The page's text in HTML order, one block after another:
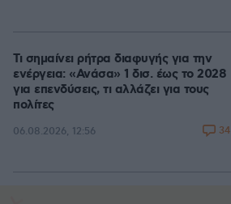
Τι σημαίνει ρήτρα διαφυγής για την
ενέργεια: «Ανάσα» 1 δισ. έως το 2028
για επενδύσεις, τι αλλάζει για τους
πολίτες
06.08.2026, 12:56 34